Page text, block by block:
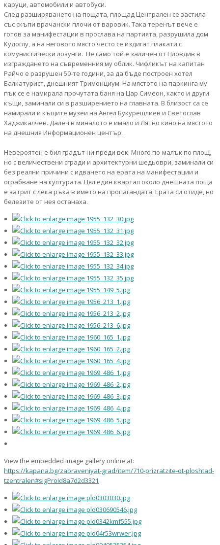
каруци, автомобили и автобуси.
След разширяването на пощата, площад Централен се застила
със скъпи врачански плочи от варовик. Така теренът вече е
готов за манифестации в прослава на партията, разрушила дом
Кудоглу, а на неговото място често се издигат плакати с
комунистически лозунги. Не само той е заличен от Пловдив в
изграждането на съвременния му облик. Чифликът на капитан
Райчо е разрушен 50-те години, за да бъде построен хотел
Балкатурист, днешният Тримонциум. На мястото на паркинга му
пък се е намирала прочутата баня на Цар Симеон, както и други
къщи, заминали си в разширението на главната. В близост са се
намирали и къщите музеи на Ангел Букурещлиев и Светослав
Хаджикалчев. Далеч в миналото е имало и Лятно кино на мястото
на днешния Информационен център.
Невероятен е бил градът ни преди век. Много по-малък по площ,
но с величествени сгради и архитектурни шедьоври, заминали си
без реални причини с идването на ерата на манифестации и
ограбване на културата. Цял един квартал около днешната поща
е затрит с лека ръка в името на пропагандата. Ерата си отиде, но
белезите от нея останаха.
View the embedded image gallery online at:
https://kapana.bg/zabraveniyat-grad/item/710-prizratzite-ot-ploshtad-
tzentralen#sigProId8a7d2d3321